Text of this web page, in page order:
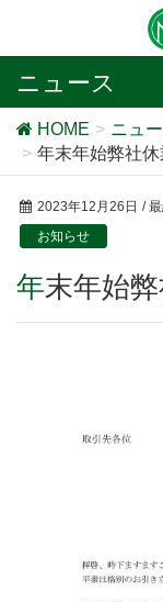
ニュース
HOME ニュ
年末年始弊社
2023年12月26日 /
お知らせ
年末年始